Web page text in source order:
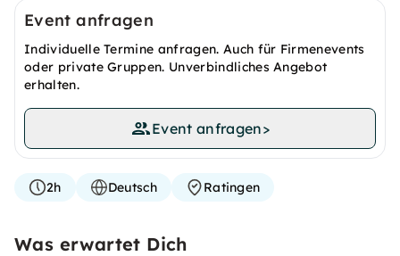
Event anfragen
Individuelle Termine anfragen. Auch für Firmenevents
oder private Gruppen. Unverbindliches Angebot
erhalten.
Event anfragen>
2h Deutsch Ratingen
Was erwartet Dich